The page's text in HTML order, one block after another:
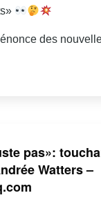
des
pas»:
Watters –